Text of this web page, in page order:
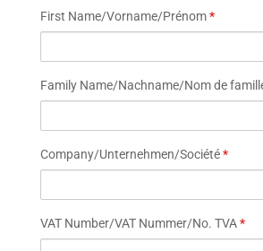
First Name/Vorname/Prénom*
Family Name/Nachname/Nom de
Company/Unternehmen/Société*
VAT Number/VAT Nummer/No. TVA*